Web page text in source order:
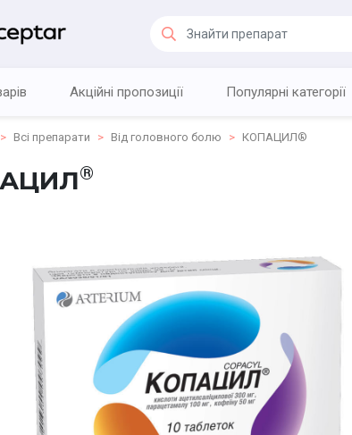
Акційні пропозиції Популярні категорії
Всі препарати Від головного болю КОПАЦИЛ®
®